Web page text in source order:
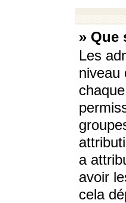
» Que
Les
niveau
a
avoir
cela